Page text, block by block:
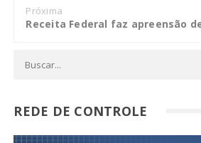
Próxima
REDE DE CONTROLE